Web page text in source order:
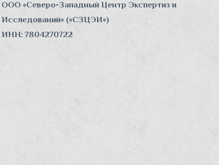
ООО «Северо-Западный Центр Экспертиз и
Исследований» («СЗЦЭИ»)
ИНН: 7804270722